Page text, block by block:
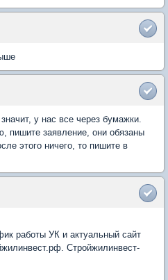
у нас все через бумажки.
пишите заявление, они обязаны
этого ничего, то пишите в
работы УК и актуальный сайт
Стройжилинвест-